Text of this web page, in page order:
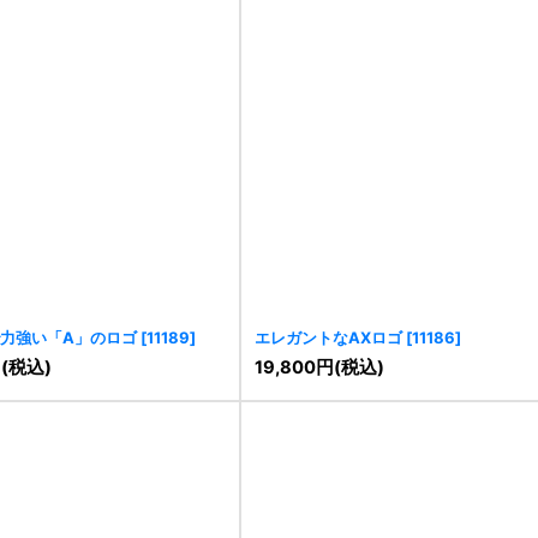
強い「A」のロゴ [11189]
(税込)
エレガントなAXロゴ [11186]
19,800円(税込)